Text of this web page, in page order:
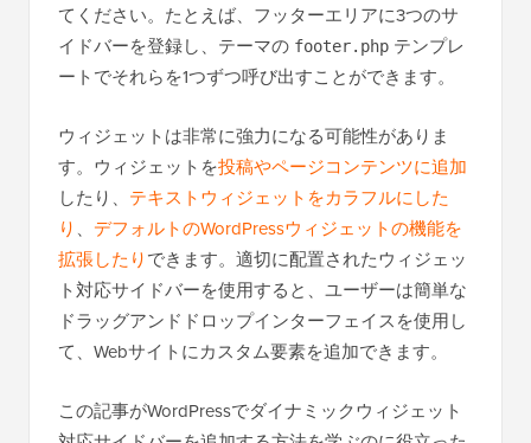
てください。たとえば、フッターエリアに3つのサ
イドバーを登録し、テーマの footer.php テンプレ
ートでそれらを1つずつ呼び出すことができます。
ウィジェットは非常に強力になる可能性がありま
す。ウィジェットを投稿やページコンテンツに追加
したり、 テキストウィジェットをカラフルにした
り 、 デフォルトのWordPressウィジェットの機能を
拡張したりできます。適切に配置されたウィジェッ
ト対応サイドバーを使用すると、ユーザーは簡単な
ドラッグアンドドロップインターフェイスを使用し
て、Webサイトにカスタム要素を追加できます。
この記事がWordPressでダイナミックウィジェット